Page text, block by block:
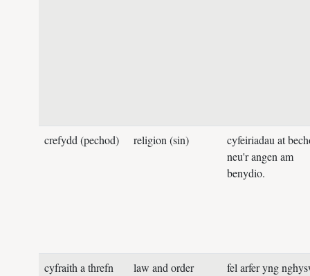
crefydd (pechod) religion (sin)
cyfeiriadau at
neu'r angen am
benydio.
cyfraith a threfn law and order
fel arfer yng